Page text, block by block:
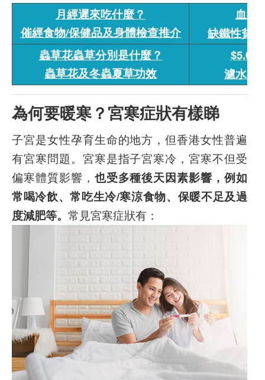
月經遲來吃什麼？
催經食物/保健品及身體檢查推介
血紅
缺鐵性貧
蟲草花蟲草分別是什麼？
蟲草花及冬蟲夏草功效
濾水器
為何要暖寒？宮寒症狀有樣睇
子宮是女性孕育生命的地方，但香港女性普遍
有宮寒問題。宮寒是指子宮寒冷，宮寒不但受
偏寒體質影響， 也受多種後天因素影響，例如
常喝冷飲、常吃生冷/寒涼食物、保暖不足及過
度減肥等。 常見宮寒症狀有：